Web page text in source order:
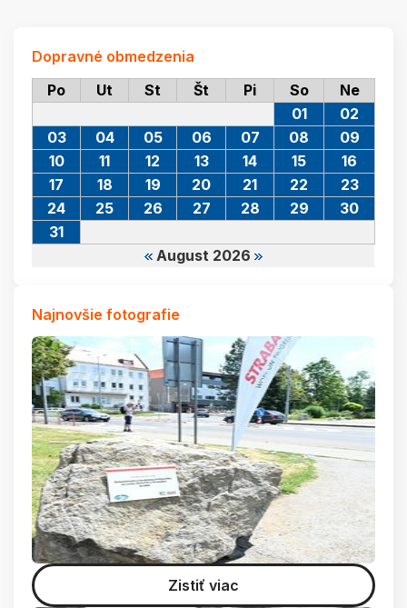
Dopravné obmedzenia
Po
Ut St Št Pi So Ne
August 2026
01
02
03
04 05 06 07 08
09
10
11 12 13 14 15
16
17
18 19 20 21 22
23
24
25 26 27 28 29
30
31
Najnovšie fotografie
Zistiť viac